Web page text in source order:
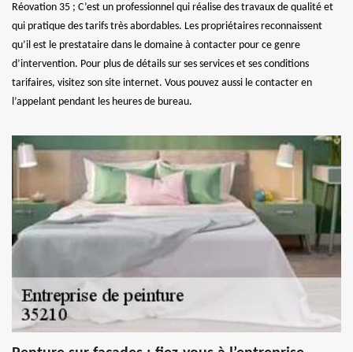
Réovation 35 ; C’est un professionnel qui réalise des travaux de qualité et
qui pratique des tarifs très abordables. Les propriétaires reconnaissent
qu’il est le prestataire dans le domaine à contacter pour ce genre
d’intervention. Pour plus de détails sur ses services et ses conditions
tarifaires, visitez son site internet. Vous pouvez aussi le contacter en
l’appelant pendant les heures de bureau.